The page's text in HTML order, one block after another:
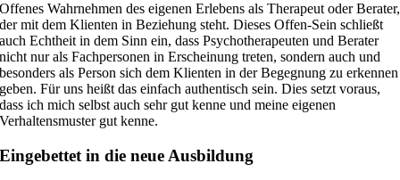
Offenes Wahrnehmen des eigenen Erlebens als Therapeut oder Berater,
der mit dem Klienten in Beziehung steht. Dieses Offen-Sein schließt
auch Echtheit in dem Sinn ein, dass Psychotherapeuten und Berater
nicht nur als Fachpersonen in Erscheinung treten, sondern auch und
besonders als Person sich dem Klienten in der Begegnung zu erkennen
geben. Für uns heißt das einfach authentisch sein. Dies setzt voraus,
dass ich mich selbst auch sehr gut kenne und meine eigenen
Verhaltensmuster gut kenne.
Eingebettet in die neue Ausbildung